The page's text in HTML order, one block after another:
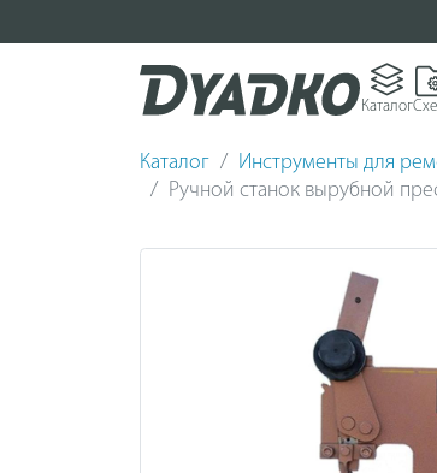
Каталог
Каталог Инструменты для
Ручной станок вырубной